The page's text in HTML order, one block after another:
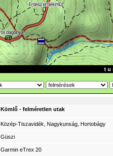
t u
Kömlő - felméretlen utak
Közép-Tiszavidék, Nagykunság, Hortobágy
Güszi
Garmin eTrex 20